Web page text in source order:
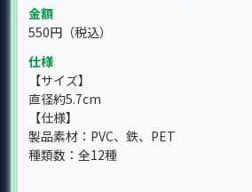
金額
550円 （税込）
仕様
【サイズ】
直径約5.7cm
【仕様】
製品素材：PVC、鉄、PET
種類数：全12種